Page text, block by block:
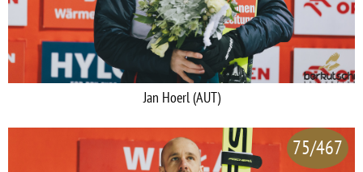
Jan Hoerl (AUT)
75/467